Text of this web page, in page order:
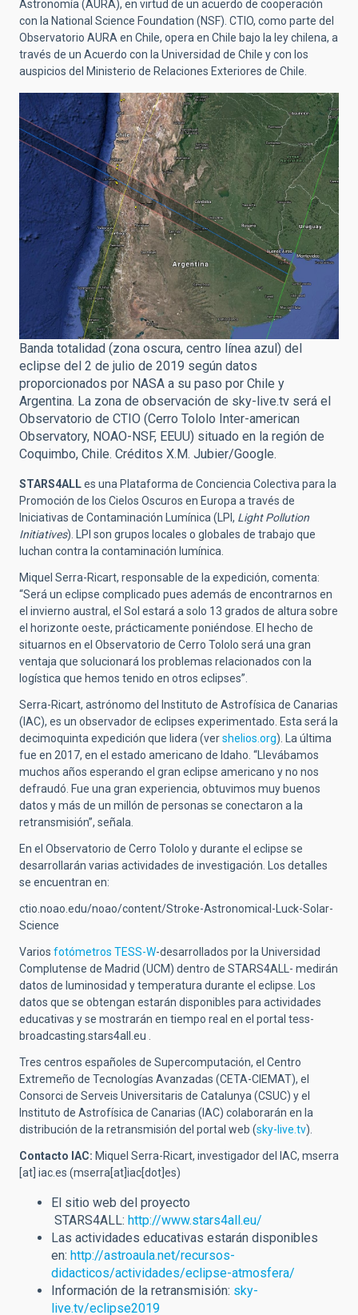
Astronomía (AURA), en virtud de un acuerdo de cooperación
con la National Science Foundation (NSF). CTIO, como parte del
Observatorio AURA en Chile, opera en Chile bajo la ley chilena, a
través de un Acuerdo con la Universidad de Chile y con los
auspicios del Ministerio de Relaciones Exteriores de Chile.
Banda totalidad (zona oscura, centro línea azul) del
eclipse del 2 de julio de 2019 según datos
proporcionados por NASA a su paso por Chile y
Argentina. La zona de observación de sky-live.tv será el
Observatorio de CTIO (Cerro Tololo Inter-american
Observatory, NOAO-NSF, EEUU) situado en la región de
Coquimbo, Chile. Créditos X.M. Jubier/Google.
STARS4ALLes una Plataforma de Conciencia Colectiva para la
Promoción de los Cielos Oscuros en Europa a través de
Iniciativas de Contaminación Lumínica (LPI, Light Pollution
Initiatives). LPI son grupos locales o globales de trabajo que
luchan contra la contaminación lumínica.
Miquel Serra-Ricart, responsable de la expedición, comenta:
“Será un eclipse complicado pues además de encontrarnos en
el invierno austral, el Sol estará a solo 13 grados de altura sobre
el horizonte oeste, prácticamente poniéndose. El hecho de
situarnos en el Observatorio de Cerro Tololo será una gran
ventaja que solucionará los problemas relacionados con la
logística que hemos tenido en otros eclipses”.
Serra-Ricart, astrónomo del Instituto de Astrofísica de Canarias
(IAC), es un observador de eclipses experimentado. Esta será la
decimoquinta expedición que lidera (vershelios.org). La última
fue en 2017, en el estado americano de Idaho. “Llevábamos
muchos años esperando el gran eclipse americano y no nos
defraudó. Fue una gran experiencia, obtuvimos muy buenos
datos y más de un millón de personas se conectaron a la
retransmisión”, señala.
En el Observatorio de Cerro Tololo y durante el eclipse se
desarrollarán varias actividades de investigación. Los detalles
se encuentran en:
ctio.noao.edu/noao/content/Stroke-Astronomical-Luck-Solar-
Science
Varios fotómetros TESS-W-desarrollados por la Universidad
Complutense de Madrid (UCM) dentro de STARS4ALL- medirán
datos de luminosidad y temperatura durante el eclipse. Los
datos que se obtengan estarán disponibles para actividades
educativas y se mostrarán en tiempo real en el portal tess-
broadcasting.stars4all.eu .
Tres centros españoles de Supercomputación, el Centro
Extremeño de Tecnologías Avanzadas (CETA-CIEMAT), el
Consorci de Serveis Universitaris de Catalunya (CSUC) y el
Instituto de Astrofísica de Canarias (IAC) colaborarán en la
distribución de la retransmisión del portal web (sky-live.tv).
Contacto IAC: Miquel Serra-Ricart, investigador del IAC, mserra
[at] iac.es (mserra[at]iac[dot]es)
El sitio web del proyecto
STARS4ALL: http://www.stars4all.eu/
Las actividades educativas estarán disponibles
en: http://astroaula.net/recursos-
didacticos/actividades/eclipse-atmosfera/
Información de la retransmisión: sky-
live.tv/eclipse2019